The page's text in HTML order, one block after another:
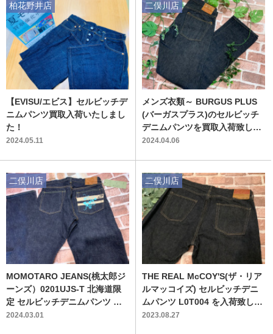
【EVISU/エビス】セルビッチデ
ニムパンツ買取入荷いたしまし
た！
2024.05.11
柏花野井店
メンズ衣類～ BURGUS PLUS
(バーガスプラス)のセルビッチ
デニムパンツを買取入荷致しま
した！
2024.04.06
二俣川店
MOMOTARO JEANS(桃太郎ジ
ーンズ）0201UJS-T 北海道限
定 セルビッチデニムパンツ 買
取入荷致しました。
2024.03.01
二俣川店
THE REAL McCOY'S(ザ・リア
ルマッコイズ) セルビッチデニ
ムパンツ L0T004 を入荷致しま
した
2023.08.27
二俣川店